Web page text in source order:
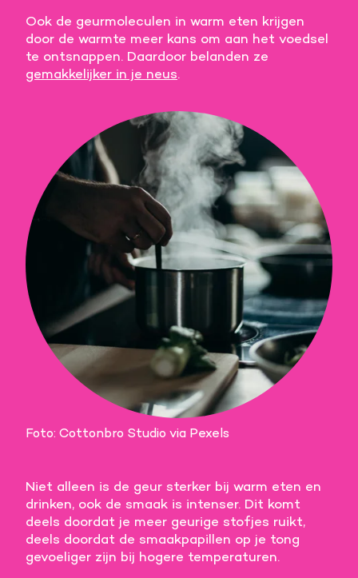
Ook de geurmoleculen in warm eten krijgen
door de warmte meer kans om aan het voedsel
te ontsnappen. Daardoor belanden ze
gemakkelijker in je neus.
Foto: Cottonbro Studio via Pexels
Niet alleen is de geur sterker bij warm eten en
drinken, ook de smaak is intenser. Dit komt
deels doordat je meer geurige stofjes ruikt,
deels doordat de smaakpapillen op je tong
gevoeliger zijn bij hogere temperaturen.